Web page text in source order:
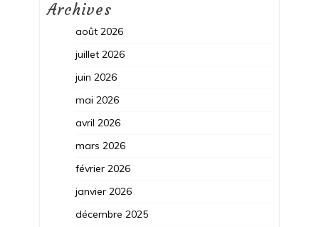
Archives
août 2026
juillet 2026
juin 2026
mai 2026
avril 2026
mars 2026
février 2026
janvier 2026
décembre 2025